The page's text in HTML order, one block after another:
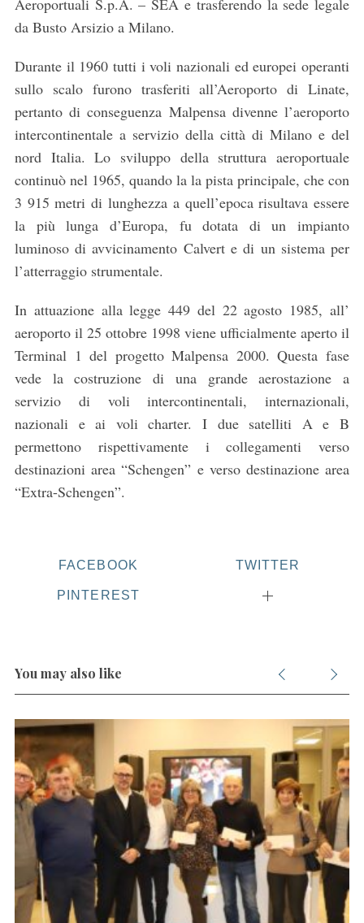
Aeroportuali S.p.A. – SEA e trasferendo la sede legale
da Busto Arsizio a Milano.
Durante il 1960 tutti i voli nazionali ed europei operanti
sullo scalo furono trasferiti all’Aeroporto di Linate,
pertanto di conseguenza Malpensa divenne l’aeroporto
intercontinentale a servizio della città di Milano e del
nord Italia. Lo sviluppo della struttura aeroportuale
continuò nel 1965, quando la la pista principale, che con
3 915 metri di lunghezza a quell’epoca risultava essere
la più lunga d’Europa, fu dotata di un impianto
luminoso di avvicinamento Calvert e di un sistema per
l’atterraggio strumentale.
In attuazione alla legge 449 del 22 agosto 1985, all’
aeroporto il 25 ottobre 1998 viene ufficialmente aperto il
Terminal 1 del progetto Malpensa 2000. Questa fase
vede la costruzione di una grande aerostazione a
servizio di voli intercontinentali, internazionali,
nazionali e ai voli charter. I due satelliti A e B
permettono rispettivamente i collegamenti verso
destinazioni area “Schengen” e verso destinazione area
“Extra-Schengen”.
FACEBOOK TWITTER
PINTEREST
You may also like
r
c
f
o
r
: